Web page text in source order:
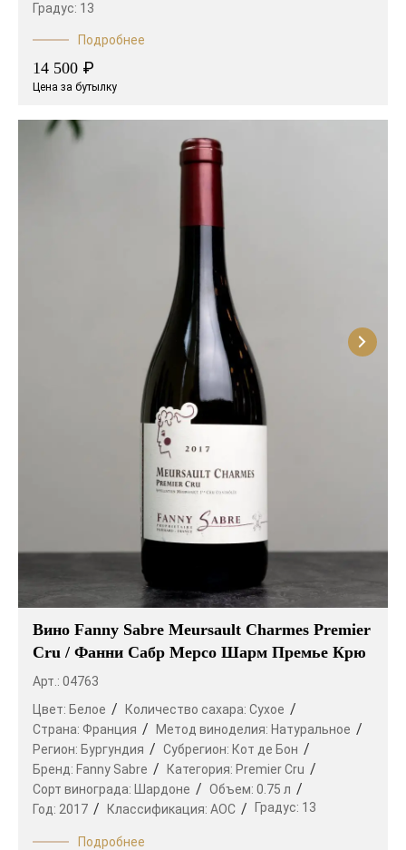
Градус: 13
Подробнее
14 500 ₽
Цена за бутылку
Вино Fanny Sabre Meursault Charmes Premier
Cru / Фанни Сабр Мерсо Шарм Премье Крю
Арт.: 04763
Цвет: Белое Количество сахара: Сухое
Страна: Франция Метод виноделия: Натуральное
Регион: Бургундия Субрегион: Кот де Бон
Бренд: Fanny Sabre Категория: Premier Cru
Сорт винограда:
Шардоне Объем: 0.75 л
Год: 2017 Классификация: AOC Градус: 13
Подробнее